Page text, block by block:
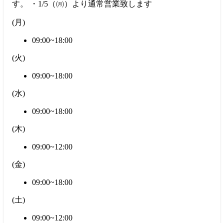
す。 ・1/5（㈪）より通常営業致します
(月 )
09:00~18:00
(火)
09:00~18:00
(水)
09:00~18:00
(木)
09:00~12:00
(金)
09:00~18:00
(土)
09:00~12:00